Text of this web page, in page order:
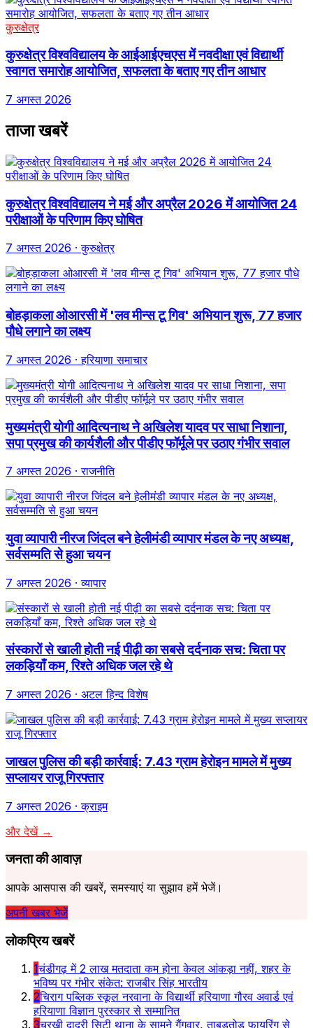
कुरुक्षेत्र
कुरुक्षेत्र विश्वविद्यालय के आईआईएचएस में नवदीक्षा एवं विद्यार्थी
स्वागत समारोह आयोजित, सफलता के बताए गए तीन आधार
7 अगस्त 2026
ताजा खबरें
कुरुक्षेत्र विश्वविद्यालय ने मई और अप्रैल 2026 में आयोजित 24
परीक्षाओं के परिणाम किए घोषित
7 अगस्त 2026 · कुरुक्षेत्र
बोहड़ाकला ओआरसी में 'लव मीन्स टू गिव' अभियान शुरू, 77 हजार
पौधे लगाने का लक्ष्य
7 अगस्त 2026 · हरियाणा समाचार
मुख्यमंत्री योगी आदित्यनाथ ने अखिलेश यादव पर साधा निशाना,
सपा प्रमुख की कार्यशैली और पीडीए फॉर्मूले पर उठाए गंभीर सवाल
7 अगस्त 2026 · राजनीति
युवा व्यापारी नीरज जिंदल बने हेलीमंडी व्यापार मंडल के नए अध्यक्ष,
सर्वसम्मति से हुआ चयन
7 अगस्त 2026 · व्यापार
संस्कारों से खाली होती नई पीढ़ी का सबसे दर्दनाक सच: चिता पर
लकड़ियाँ कम, रिश्ते अधिक जल रहे थे
7 अगस्त 2026 · अटल हिन्द विशेष
जाखल पुलिस की बड़ी कार्रवाई: 7.43 ग्राम हेरोइन मामले में मुख्य
सप्लायर राजू गिरफ्तार
7 अगस्त 2026 · क्राइम
और देखें →
जनता की आवाज़
आपके आसपास की खबरें, समस्याएं या सुझाव हमें भेजें।
अपनी खबर भेजें
लोकप्रिय खबरें
1चंडीगढ़ में 2 लाख मतदाता कम होना केवल आंकड़ा नहीं, शहर के
भविष्य पर गंभीर संकेत: राजबीर सिंह भारतीय
2चिराग पब्लिक स्कूल नरवाना के विद्यार्थी हरियाणा गौरव अवार्ड एवं
हरियाणा विज्ञान पुरस्कार से सम्मानित
3चरखी दादरी सिटी थाना के सामने गैंगवार, ताबड़तोड़ फायरिंग से